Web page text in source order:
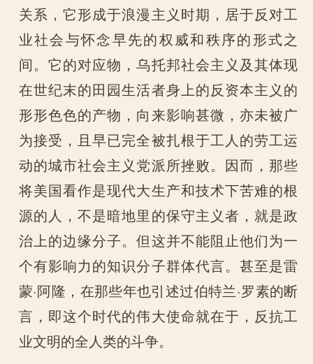
关系，它形成于浪漫主义时期，居于反对工
业社会与怀念早先的权威和秩序的形式之
间。它的对应物，乌托邦社会主义及其体现
在世纪末的田园生活者身上的反资本主义的
形形色色的产物，向来影响甚微，亦未被广
为接受，且早已完全被扎根于工人的劳工运
动的城市社会主义党派所挫败。因而，那些
将美国看作是现代大生产和技术下苦难的根
源的人，不是暗地里的保守主义者，就是政
治上的边缘分子。但这并不能阻止他们为一
个有影响力的知识分子群体代言。甚至是雷
蒙·阿隆，在那些年也引述过伯特兰·罗素的断
言，即这个时代的伟大使命就在于，反抗工
业文明的全人类的斗争。